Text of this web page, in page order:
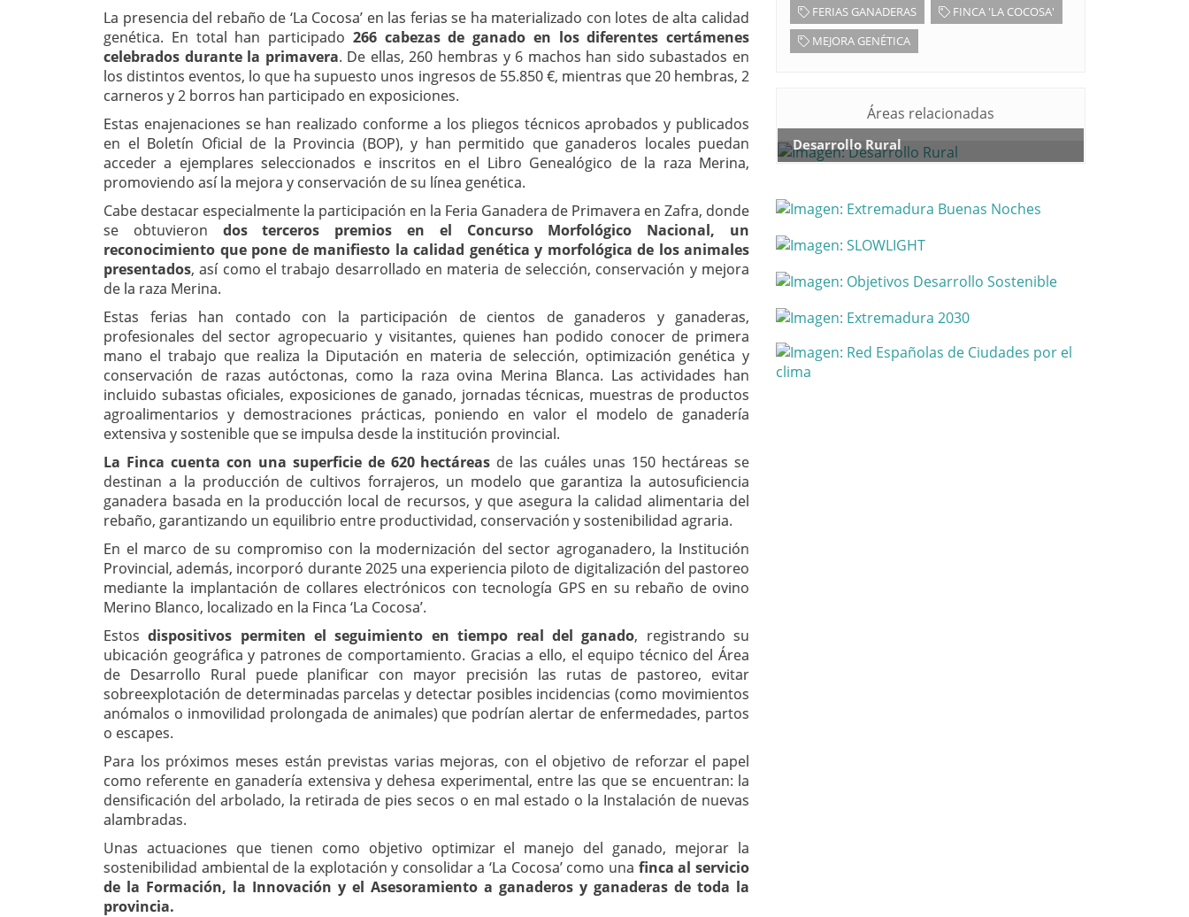
La presencia del rebaño de ‘La Cocosa’ en las ferias se ha materializado con lotes de alta calidad
genética. En total han participado 266 cabezas de ganado en los diferentes certámenes
celebrados durante la primavera. De ellas, 260 hembras y 6 machos han sido subastados en
los distintos eventos, lo que ha supuesto unos ingresos de 55.850 €, mientras que 20 hembras, 2
carneros y 2 borros han participado en exposiciones.
Estas enajenaciones se han realizado conforme a los pliegos técnicos aprobados y publicados
en el Boletín Oficial de la Provincia (BOP), y han permitido que ganaderos locales puedan
acceder a ejemplares seleccionados e inscritos en el Libro Genealógico de la raza Merina,
promoviendo así la mejora y conservación de su línea genética.
Cabe destacar especialmente la participación en la Feria Ganadera de Primavera en Zafra, donde
se obtuvieron dos terceros premios en el Concurso Morfológico Nacional, un
reconocimiento que pone de manifiesto la calidad genética y morfológica de los animales
presentados, así como el trabajo desarrollado en materia de selección, conservación y mejora
de la raza Merina.
Estas ferias han contado con la participación de cientos de ganaderos y ganaderas,
profesionales del sector agropecuario y visitantes, quienes han podido conocer de primera
mano el trabajo que realiza la Diputación en materia de selección, optimización genética y
conservación de razas autóctonas, como la raza ovina Merina Blanca. Las actividades han
incluido subastas oficiales, exposiciones de ganado, jornadas técnicas, muestras de productos
agroalimentarios y demostraciones prácticas, poniendo en valor el modelo de ganadería
extensiva y sostenible que se impulsa desde la institución provincial.
La Finca cuenta con una superficie de 620 hectáreasde las cuáles unas 150 hectáreas se
destinan a la producción de cultivos forrajeros, un modelo que garantiza la autosuficiencia
ganadera basada en la producción local de recursos, y que asegura la calidad alimentaria del
rebaño, garantizando un equilibrio entre productividad, conservación y sostenibilidad agraria.
En el marco de su compromiso con la modernización del sector agroganadero, la Institución
Provincial, además, incorporó durante 2025 una experiencia piloto de digitalización del pastoreo
mediante la implantación de collares electrónicos con tecnología GPS en su rebaño de ovino
Merino Blanco, localizado en la Finca ‘La Cocosa’.
Estosdispositivos permiten el seguimiento en tiempo real del ganado, registrando su
ubicación geográfica y patrones de comportamiento. Gracias a ello, el equipo técnico del Área
de Desarrollo Rural puede planificar con mayor precisión las rutas de pastoreo, evitar
sobreexplotación de determinadas parcelas y detectar posibles incidencias (como movimientos
anómalos o inmovilidad prolongada de animales) que podrían alertar de enfermedades, partos
o escapes.
Para los próximos meses están previstas varias mejoras, con el objetivo de reforzar el papel
como referente en ganadería extensiva y dehesa experimental, entre las que se encuentran: la
densificación del arbolado, la retirada de pies secos o en mal estado o la Instalación de nuevas
alambradas.
Unas actuaciones que tienen como objetivo optimizar el manejo del ganado, mejorar la
sostenibilidad ambiental de la explotación y consolidar a ‘La Cocosa’ como una finca al servicio
de la Formación, la Innovación y el Asesoramiento a ganaderos y ganaderas de toda la
provincia.
FERIAS GANADERAS
FINCA 'LA COCOSA'
MEJORA GENÉTICA
Áreas relacionadas
Desarrollo Rural